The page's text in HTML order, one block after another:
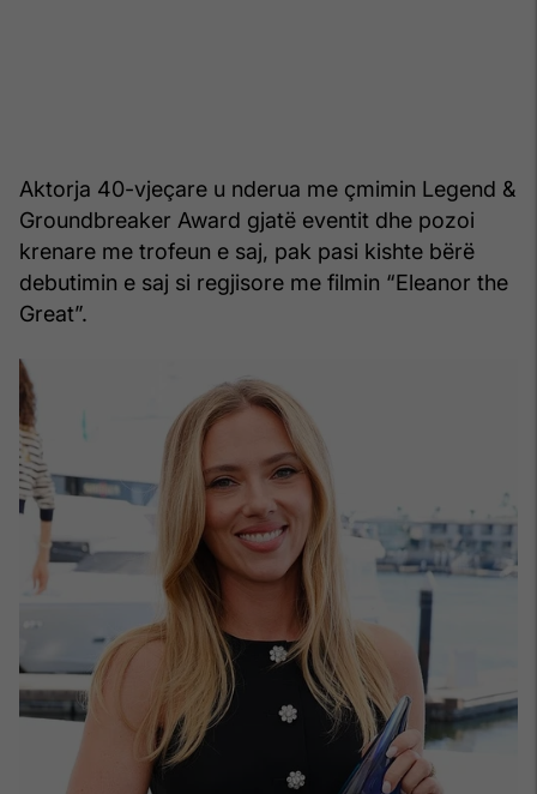
Aktorja 40-vjeçare u nderua me çmimin Legend &
Groundbreaker Award gjatë eventit dhe pozoi
krenare me trofeun e saj, pak pasi kishte bërë
debutimin e saj si regjisore me filmin “Eleanor the
Great”.